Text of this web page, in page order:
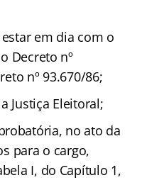
em dia com o
Decreto nº
nº 93.670/86;
Justiça Eleitoral;
no ato da
para o cargo,
I, do Capítulo 1,